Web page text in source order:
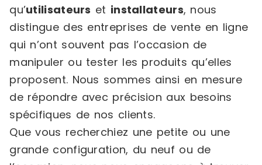
qu’utilisateurs et installateurs, nous
distingue des entreprises de vente en ligne
qui n’ont souvent pas l’occasion de
manipuler ou tester les produits qu’elles
proposent. Nous sommes ainsi en mesure
de répondre avec précision aux besoins
spécifiques de nos clients.
Que vous recherchiez une petite ou une
grande configuration, du neuf ou de